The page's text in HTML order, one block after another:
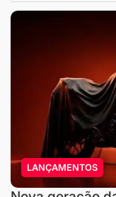
LANÇAMENTOS